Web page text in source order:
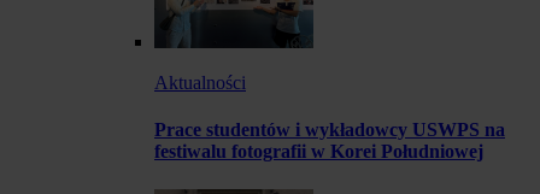
Aktualności
Prace studentów i wykładowcy USWPS na
festiwalu fotografii w Korei Południowej